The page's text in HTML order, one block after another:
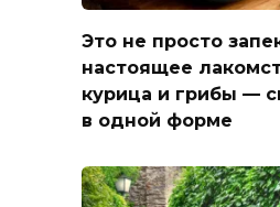
Это не просто
настоящее
курица и грибы —
в одной форме